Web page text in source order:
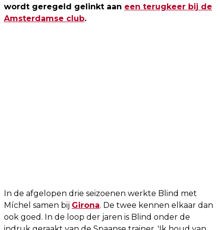
wordt geregeld gelinkt aan een terugkeer bij de
Amsterdamse club.
In de afgelopen drie seizoenen werkte Blind met
Míchel samen bij Girona. De twee kennen elkaar dan
ook goed. In de loop der jaren is Blind onder de